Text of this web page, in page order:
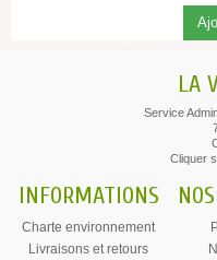
LA
Service
Cliquer
INFORMATIONS
Charte environnement
Livraisons et retours